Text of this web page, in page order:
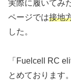
実際に履いてみ
ページでは接地
した。
「Fuelcell RC
とめております。